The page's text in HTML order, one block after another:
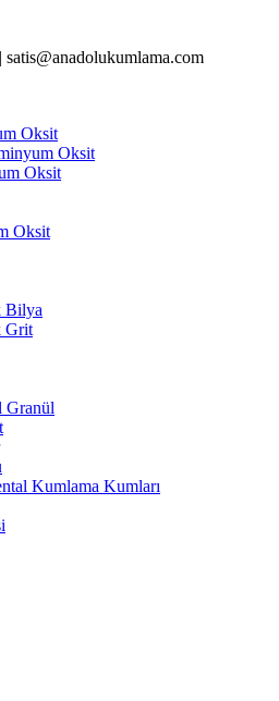
Oksit
Oksit
Oksit
Oksit
Bilya
Grit
Granül
Kumlama Kumları